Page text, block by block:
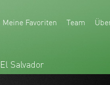
El Salvador
Meine Favoriten Team